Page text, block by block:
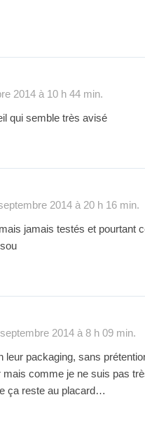
2014 à 10 h 44 min.
qui semble très avisé
2014 à 20 h 16 min.
jamais testés et pourtant
2014 à 8 h 09 min.
leur packaging, sans
mais comme je ne suis pas
ça reste au placard…